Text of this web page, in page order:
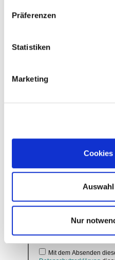
Präferenzen
Statistiken
Marketing
Cookies
Nur
0/1000
* Captcha (6 Zahlen)
Mit dem Absenden